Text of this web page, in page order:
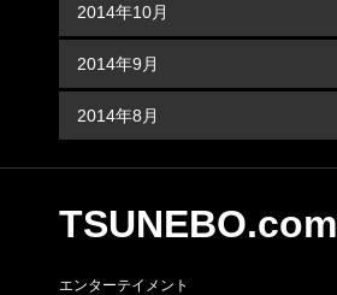
2014年10月
2014年9月
2014年8月
TSUNEBO.com
エンターテイメント